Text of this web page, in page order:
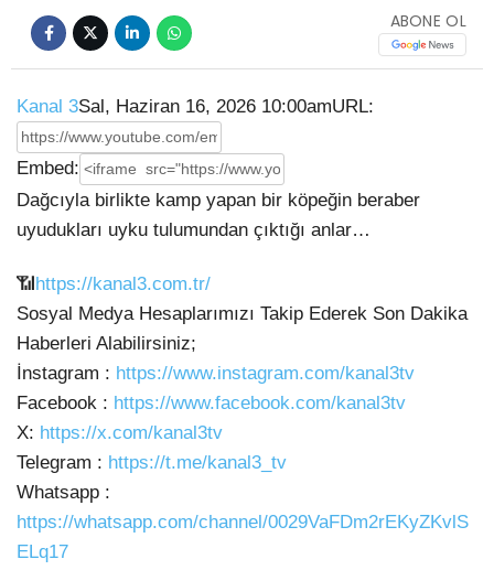
ABONE OL
Kanal 3Sal, Haziran 16, 2026 10:00amURL:
Embed:
Dağcıyla birlikte kamp yapan bir köpeğin beraber
uyudukları uyku tulumundan çıktığı anlar…
📶https://kanal3.com.tr/
Sosyal Medya Hesaplarımızı Takip Ederek Son Dakika
Haberleri Alabilirsiniz;
İnstagram : https://www.instagram.com/kanal3tv
Facebook : https://www.facebook.com/kanal3tv
X: https://x.com/kanal3tv
Telegram : https://t.me/kanal3_tv
Whatsapp :
https://whatsapp.com/channel/0029VaFDm2rEKyZKvlS
ELq17